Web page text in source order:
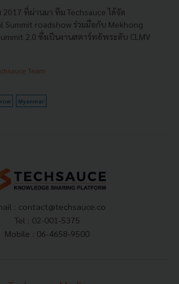
ที่ผ่านมา ทีม Techsauce ได้จัด
Summit roadshow ร่วมมือกับ Mekhong
2.0 ซึ่งเป็นงานสตาร์ทอัพระดับ CLMV
Team
Myanmar
: contact@techsauce.co
Tel : 02-001-5375
Mobile : 06-4658-9500